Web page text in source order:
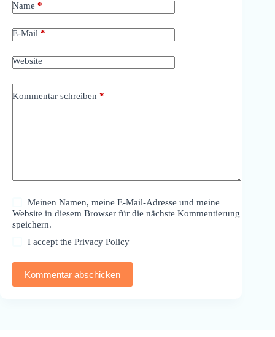
Name *
E-Mail *
Website
Kommentar schreiben *
Meinen Namen, meine E-Mail-Adresse und meine
Website in diesem Browser für die nächste Kommentierung
speichern.
I accept thePrivacy Policy
Kommentar abschicken